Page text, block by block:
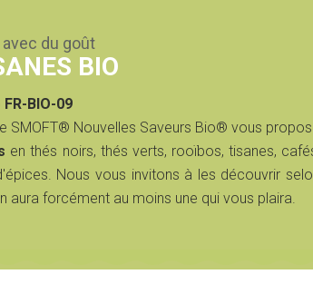
du goût
BIO
BIO-09
SMOFT® Nouvelles Saveurs Bio® vous
en thés noirs, thés verts, rooïbos, tisanes,
Nous vous invitons à les découvrir
aura forcément au moins une qui vous plaira.